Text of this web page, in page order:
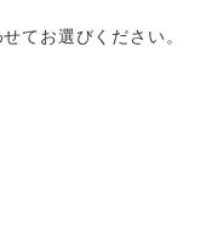
てお選びください。